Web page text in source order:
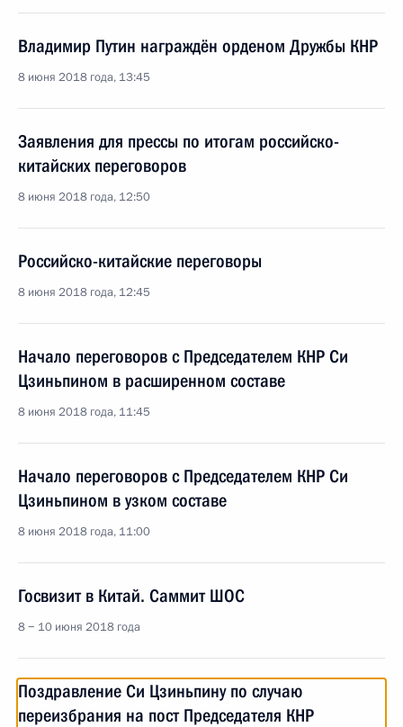
Владимир Путин награждён орденом Дружбы КНР
8 июня 2018 года, 13:45
Заявления для прессы по итогам российско-
китайских переговоров
8 июня 2018 года, 12:50
Российско-китайские переговоры
8 июня 2018 года, 12:45
Начало переговоров с Председателем КНР Си
Цзиньпином в расширенном составе
8 июня 2018 года, 11:45
Начало переговоров с Председателем КНР Си
Цзиньпином в узком составе
8 июня 2018 года, 11:00
Госвизит в Китай. Саммит ШОС
8 − 10 июня 2018 года
Поздравление Си Цзиньпину по случаю
переизбрания на пост Председателя КНР